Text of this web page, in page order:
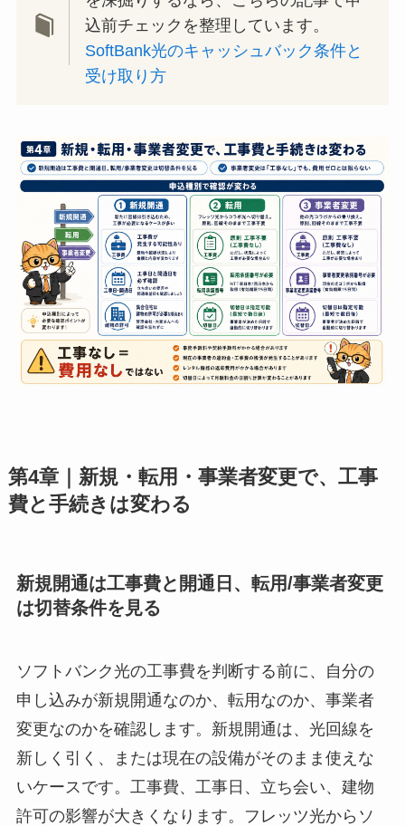
込前チェックを整理しています。
SoftBank光のキャッシュバック条件と
受け取り方
第4章｜新規・転用・事業者変更で、工事
費と手続きは変わる
新規開通は工事費と開通日、転用/事業者変更
は切替条件を見る
ソフトバンク光の工事費を判断する前に、自分の
申し込みが新規開通なのか、転用なのか、事業者
変更なのかを確認します。新規開通は、光回線を
新しく引く、または現在の設備がそのまま使えな
いケースです。工事費、工事日、立ち会い、建物
許可の影響が大きくなります。フレッツ光からソ